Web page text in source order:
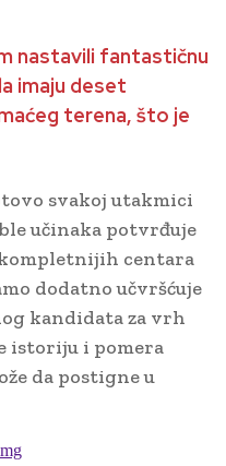
nastavili fantastičnu
imaju deset
terena, što je
svakoj utakmici
učinaka potvrđuje
centara
dodatno učvršćuje
kandidata za vrh
istoriju i pomera
da postigne u